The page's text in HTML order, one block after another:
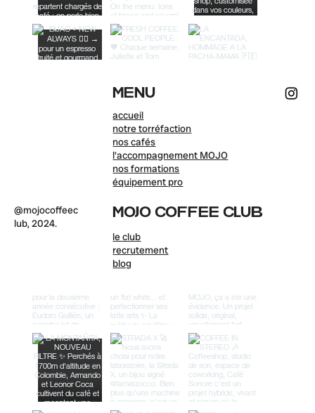
@mojocoffeec
lub, 2024.
accueil
notre torréfaction
nos cafés
l'accompagnement MOJO
nos formations
équipement pro
MENU
le club
recrutement
blog
MOJO COFFEE CLUB